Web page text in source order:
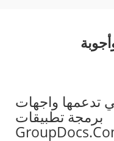
تدعمها واجهات
برمجة تطبيقات